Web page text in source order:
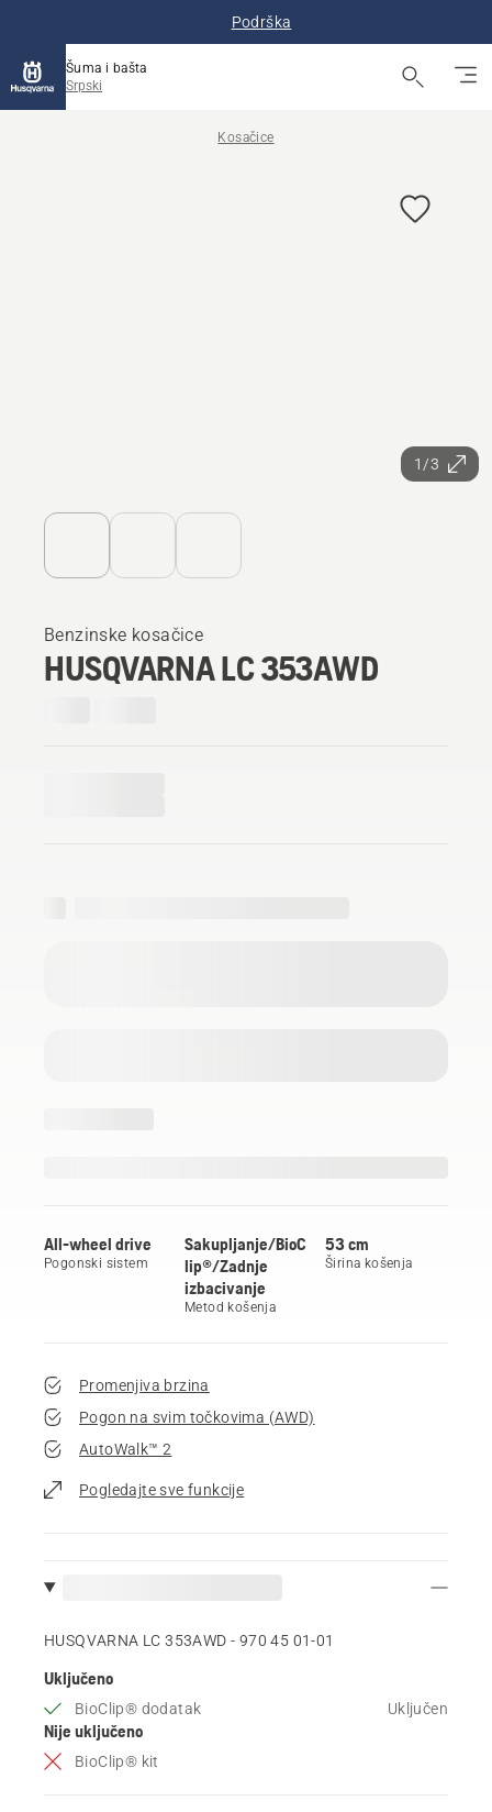
Podrška
Šuma i bašta
Srpski
Kosačice
1/3
Benzinske kosačice
HUSQVARNA LC 353AWD
All-wheel drive
Pogonski sistem
Sakupljanje/BioC
lip®/Zadnje
izbacivanje
Metod košenja
53 cm
Širina košenja
Promenjiva brzina
Pogon na svim točkovima (AWD)
AutoWalk™ 2
Pogledajte sve funkcije
HUSQVARNA LC 353AWD - 970 45 01‑01
Uključeno
BioClip® dodatak Uključen
Nije uključeno
BioClip® kit